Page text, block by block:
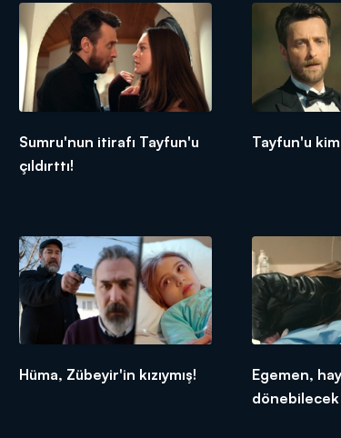
Sumru'nun itirafı Tayfun'u
çıldırttı!
Tayfun'u
Hüma, Zübeyir'in kızıymış!
Egemen,
dönebilecek